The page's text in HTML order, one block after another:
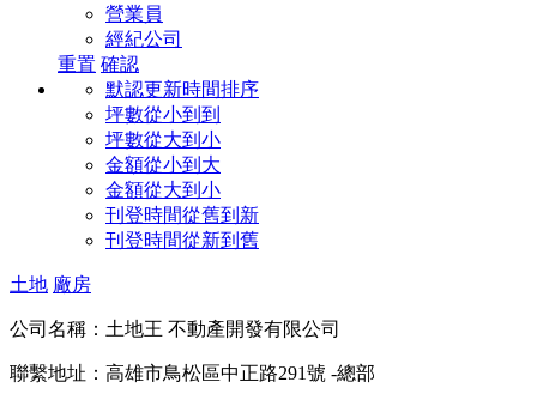
營業員
經紀公司
重置 確認
默認更新時間排序
坪數從小到到
坪數從大到小
金額從小到大
金額從大到小
刊登時間從舊到新
刊登時間從新到舊
土地 廠房
公司名稱： 土地王 不動產開發有限公司
聯繫地址： 高雄市鳥松區中正路291號 -總部